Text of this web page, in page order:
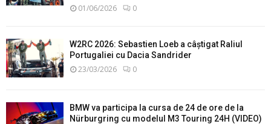
01/06/2026 0
W2RC 2026: Sebastien Loeb a câștigat Raliul
Portugaliei cu Dacia Sandrider
23/03/2026 0
BMW va participa la cursa de 24 de ore de la
Nürburgring cu modelul M3 Touring 24H (VIDEO)